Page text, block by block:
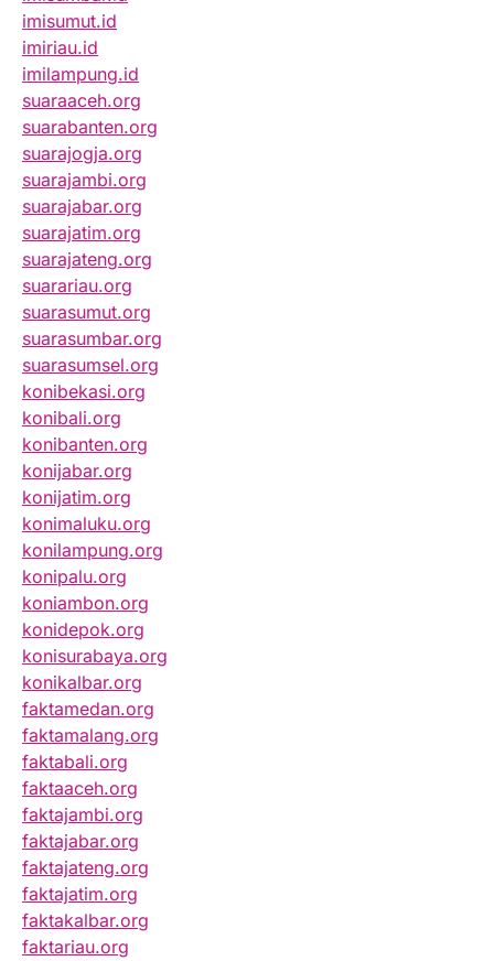
imisumut.id
imiriau.id
imilampung.id
suaraaceh.org
suarabanten.org
suarajogja.org
suarajambi.org
suarajabar.org
suarajatim.org
suarajateng.org
suarariau.org
suarasumut.org
suarasumbar.org
suarasumsel.org
konibekasi.org
konibali.org
konibanten.org
konijabar.org
konijatim.org
konimaluku.org
konilampung.org
konipalu.org
koniambon.org
konidepok.org
konisurabaya.org
konikalbar.org
faktamedan.org
faktamalang.org
faktabali.org
faktaaceh.org
faktajambi.org
faktajabar.org
faktajateng.org
faktajatim.org
faktakalbar.org
faktariau.org